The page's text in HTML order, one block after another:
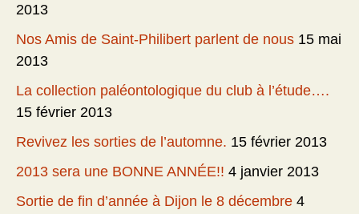
2013
Nos Amis de Saint-Philibert parlent de nous 15 mai
2013
La collection paléontologique du club à l’étude….
15 février 2013
Revivez les sorties de l’automne. 15 février 2013
2013 sera une BONNE ANNÉE!! 4 janvier 2013
Sortie de fin d’année à Dijon le 8 décembre 4